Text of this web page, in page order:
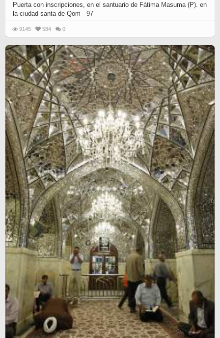
Puerta con inscripciones, en el santuario de Fátima Masuma (P). en
la ciudad santa de Qom - 97
9145 584 0